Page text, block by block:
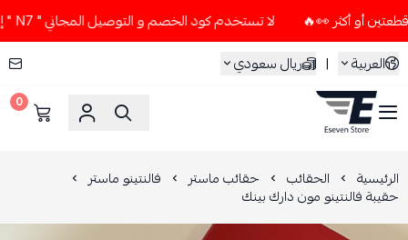
لا تستخدم كود الخصم و التوصيل المجاني " N7 " إلا إذا طلبت قطعتين أو أكثر 👀🔥
العربية
| ريال سعودي
ESEVEN STORE
0
الرئيسية الحقائب حقائب ماستر فالنتينو ماستر
حقيبة فالنتينو مون دارك بينك